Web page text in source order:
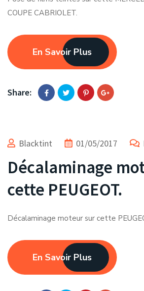
COUPE CABRIOLET.
En Savoir Plus
Share:
Blacktint 01/05/2017
Décalaminage
cette PEUGEOT.
Décalaminage moteur sur cette
En Savoir Plus